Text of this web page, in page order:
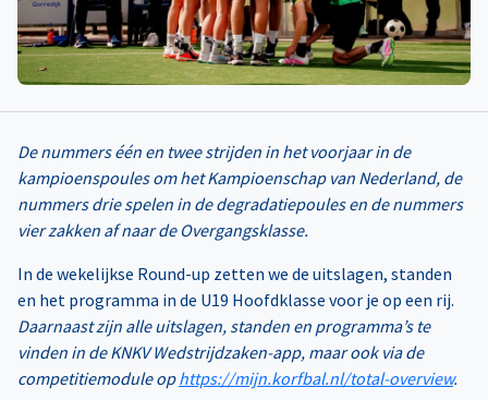
De nummers één en twee strijden in het voorjaar in de
kampioenspoules om het Kampioenschap van Nederland, de
nummers drie spelen in de degradatiepoules en de nummers
vier zakken af naar de Overgangsklasse.
In de wekelijkse Round-up zetten we de uitslagen, standen
en het programma in de U19 Hoofdklasse voor je op een rij.
Daarnaast zijn alle uitslagen, standen en programma’s te
vinden in de KNKV Wedstrijdzaken-app, maar ook via de
competitiemodule ophttps://mijn.korfbal.nl/total-overview.